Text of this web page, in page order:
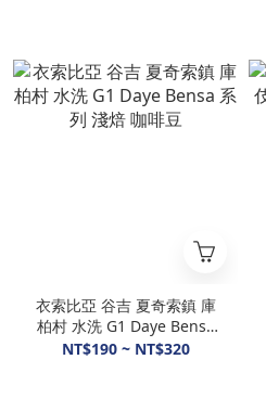
衣索比亞 谷吉 夏奇索鎮 庫
柏村 水洗 G1 Daye Bensa
系列 淺焙 咖啡豆
NT$190 ~ NT$320